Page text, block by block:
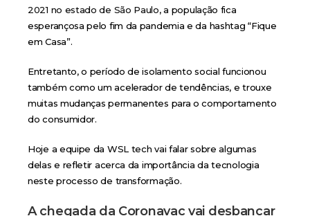
2021 no estado de São Paulo, a população fica
esperançosa pelo fim da pandemia e da hashtag “Fique
em Casa”.
Entretanto, o período de isolamento social funcionou
também como um acelerador de tendências, e trouxe
muitas mudanças permanentes para o comportamento
do consumidor.
Hoje a equipe da WSL tech vai falar sobre algumas
delas e refletir acerca da importância da tecnologia
neste processo de transformação.
A chegada da Coronavac vai desbancar